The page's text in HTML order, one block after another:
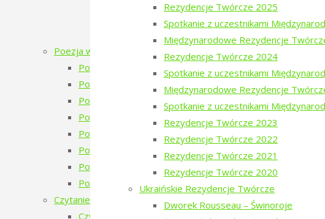
Rezydencje Twórcze 2025
Spotkanie z uczestnikami
Międzynarodowe Rezydencje
Rezydencje Twórcze 2024
Spotkanie z uczestnikami
Międzynarodowe Rezydencje
Spotkanie z uczestnikami
Rezydencje Twórcze 2023
Rezydencje Twórcze 2022
Rezydencje Twórcze 2021
Rezydencje Twórcze 2020
Ukraińskie Rezydencje Twórcze
Dworek Rousseau – Świnoroje
Warsztaty: Pamiętajmy o ogrodach
Monodram „Ksenia”
Poezja w Puszczy
Poezja w Puszczy – 7. edycja – 2026
Poezja w Puszczy – 6. edycja – 2025
Poezja w Puszczy – 5. edycja – 2024
Poezja w Puszczy – 4. edycja – 2023
Poezja w Puszczy – 4 edycja 2023 – zapowiedź
Poezja w Puszczy – 3. edycja
Poezja w Puszczy – 2. edycja
Poezja w Puszczy i Bieżeństwo
Czytanie Puszczy
Czytanie Puszczy (2025)